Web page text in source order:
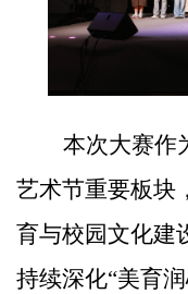
本次大赛作
艺术节重要板块
育与校园文化建
持续深化“美育